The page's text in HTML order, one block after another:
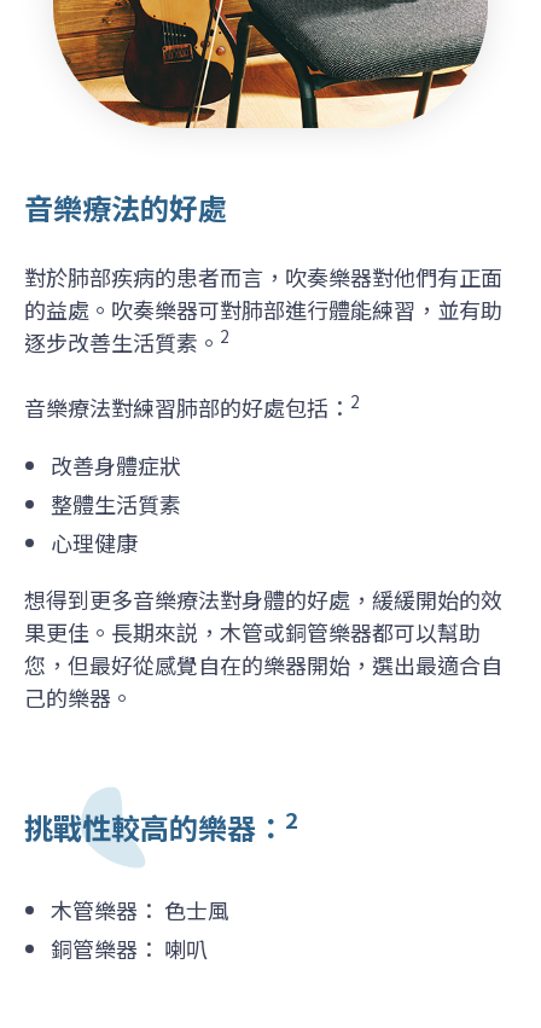
音樂療法的好處
對於肺部疾病的患者而言，吹奏樂器對他們有正面
的益處。吹奏樂器可對肺部進行體能練習，並有助
逐步改善生活質素。 2
音樂療法對練習肺部的好處包括： 2
改善身體症狀
整體生活質素
心理健康
想得到更多音樂療法對身體的好處，緩緩開始的效
果更佳。長期來説，木管或銅管樂器都可以幫助
您，但最好從感覺自在的樂器開始，選出最適合自
己的樂器。
挑戰性較高的樂器： 2
木管樂器： 色士風
銅管樂器： 喇叭